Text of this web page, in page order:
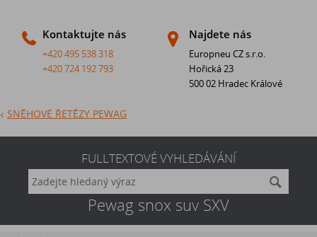
Kontaktujte nás
+420 495 538 318
+420 724 192 793
Najdete nás
Europneu CZ s.r.o.
Hořická 23
500 02 Hradec Králové
SNĚHOVÉ ŘETĚZY PEWAG
FULLTEXTOVÉ VYHLEDÁVÁNÍ
Pewag snox suv SXV